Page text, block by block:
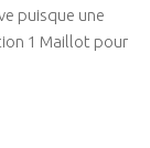
puisque une
1 Maillot pour